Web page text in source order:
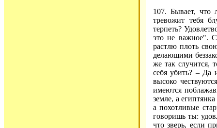
107. Бывает, что
тревожит тебя
терпеть?
это не важное".
растлю плоть
делающими
же так случится,
себя убить? – Да
высоко
имеются
земле, а
а похотливые
говоришь ты:
что зверь, если